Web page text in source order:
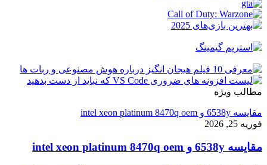
مطالب ویژه
مقایسه 6538y و intel xeon platinum 8470q oem
فوریه 25, 2026
مقایسه 6538y و intel xeon platinum 8470q oem